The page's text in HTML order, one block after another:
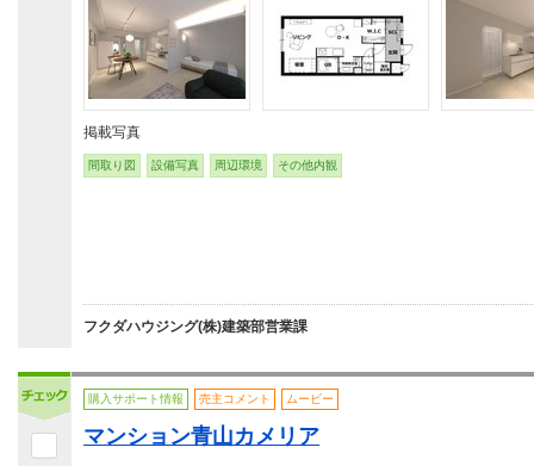
掲載写真
間取り図 設備写真 周辺環境 その他内観
フクダハウジング(株)建築部営業課
購入サポート情報 売主コメント ムービー
マンション青山カメリア